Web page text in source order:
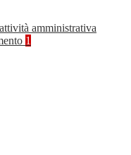
amministrativa
1